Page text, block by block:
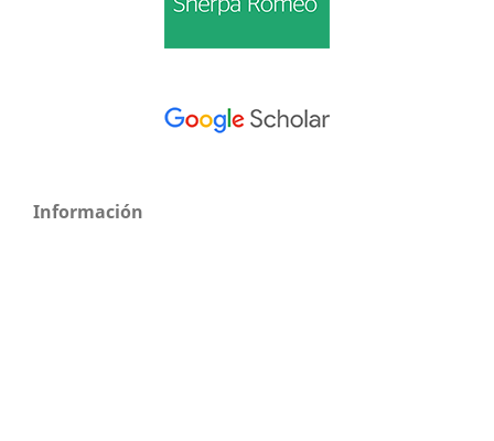
Información